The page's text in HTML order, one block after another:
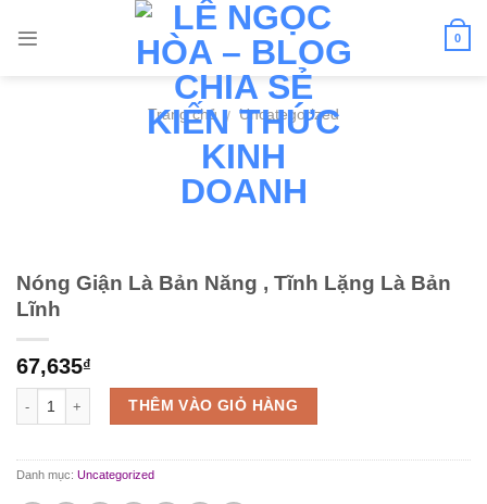
0
Trang chủ / Uncategorized
Nóng Giận Là Bản Năng , Tĩnh Lặng Là Bản
Lĩnh
67,635₫
THÊM VÀO GIỎ HÀNG
Danh mục: Uncategorized